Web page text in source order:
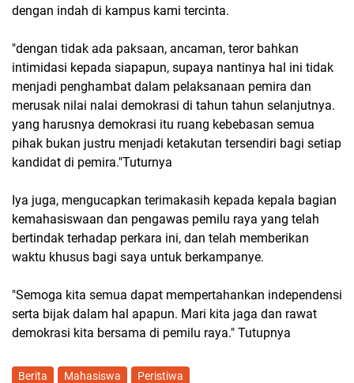
dengan indah di kampus kami tercinta.
"dengan tidak ada paksaan, ancaman, teror bahkan
intimidasi kepada siapapun, supaya nantinya hal ini tidak
menjadi penghambat dalam pelaksanaan pemira dan
merusak nilai nalai demokrasi di tahun tahun selanjutnya.
yang harusnya demokrasi itu ruang kebebasan semua
pihak bukan justru menjadi ketakutan tersendiri bagi setiap
kandidat di pemira."Tuturnya
Iya juga, mengucapkan terimakasih kepada kepala bagian
kemahasiswaan dan pengawas pemilu raya yang telah
bertindak terhadap perkara ini, dan telah memberikan
waktu khusus bagi saya untuk berkampanye.
"Semoga kita semua dapat mempertahankan independensi
serta bijak dalam hal apapun. Mari kita jaga dan rawat
demokrasi kita bersama di pemilu raya." Tutupnya
Berita Mahasiswa Peristiwa